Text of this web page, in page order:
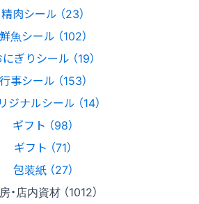
精肉シール （23）
鮮魚シール （102）
ぎりシール （19）
行事シール （153）
ジナルシール （14）
ギフト （98）
ギフト （71）
包装紙 （27）
・店内資材 （1012）